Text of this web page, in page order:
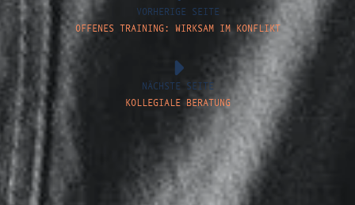
VORHERIGE SEITE
OFFENES TRAINING: WIRKSAM IM KONFLIKT
NÄCHSTE SEITE
KOLLEGIALE BERATUNG